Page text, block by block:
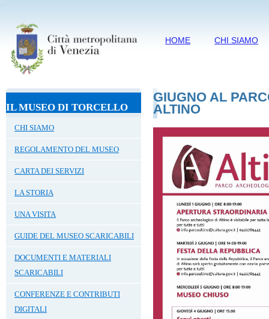
HOME CHI SIAMO
IL MUSEO DI TORCELLO
CHI SIAMO
REGOLAMENTO DEL MUSEO
CARTA DEI SERVIZI
LA STORIA
UNA VISITA
GUIDE DEL MUSEO SCARICABILI
DOCUMENTI E MATERIALI
SCARICABILI
CONFERENZE E CONTRIBUTI
DIGITALI
GIUGNO AL
ALTINO